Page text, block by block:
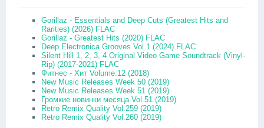
Gorillaz - Essentials and Deep Cuts (Greatest Hits and
Rarities) (2026) FLAC
Gorillaz - Greatest Hits (2020) FLAC
Deep Electronica Grooves Vol.1 (2024) FLAC
Silent Hill 1, 2, 3, 4 Original Video Game Soundtrack (Vinyl-
Rip) (2017-2021) FLAC
Фитнес - Хит Volume.12 (2018)
New Music Releases Week 50 (2019)
New Music Releases Week 51 (2019)
Громкие новинки месяца Vol.51 (2019)
Retro Remix Quality Vol.259 (2019)
Retro Remix Quality Vol.260 (2019)